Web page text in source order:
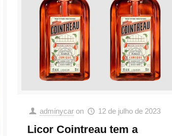
adminycar on 12 de julho de 2023
Licor Cointreau tem a